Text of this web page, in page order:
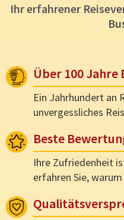
Ihr erfahrener
Über 100 Jahre
Ein Jahrhundert an
unvergessliches
Beste
Ihre Zufriedenheit
erfahren Sie,